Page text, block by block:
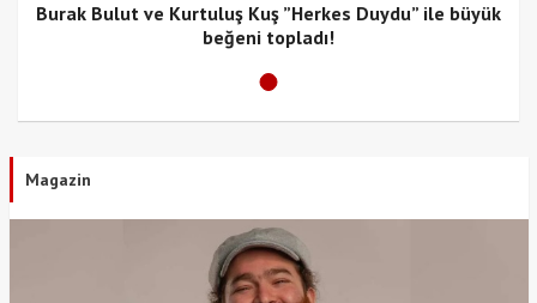
Burak Bulut ve Kurtuluş Kuş ”Herkes Duydu” ile büyük
beğeni topladı!
Magazin